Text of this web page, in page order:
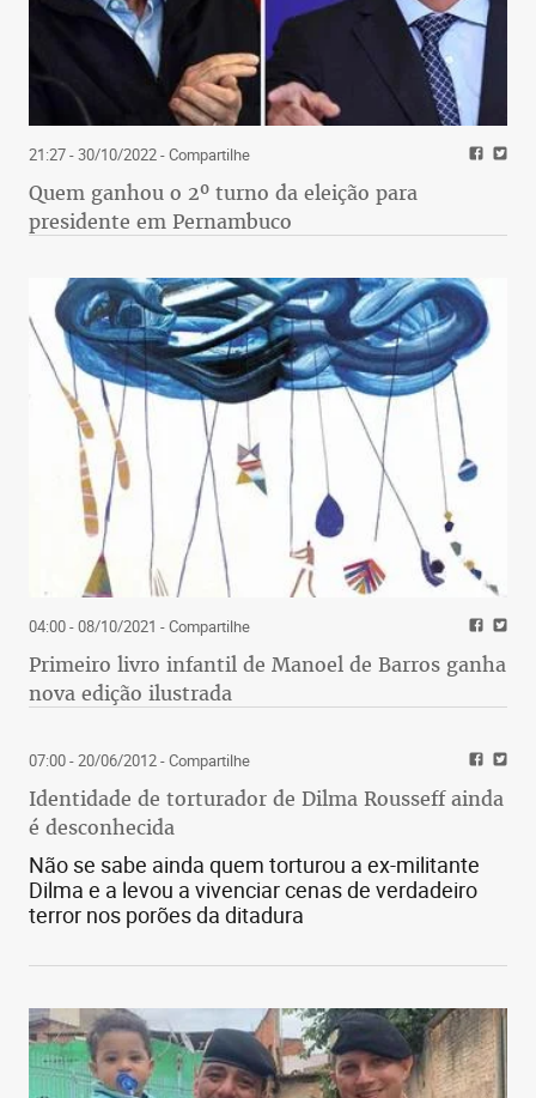
21:27 - 30/10/2022- Compartilhe
Quem ganhou o 2º turno da eleição para
presidente em Pernambuco
04:00 - 08/10/2021 - Compartilhe
Primeiro livro infantil de Manoel de Barros ganha
nova edição ilustrada
07:00 - 20/06/2012- Compartilhe
Identidade de torturador de Dilma Rousseff ainda
é desconhecida
Não se sabe ainda quem torturou a ex-militante
Dilma e a levou a vivenciar cenas de verdadeiro
terror nos porões da ditadura